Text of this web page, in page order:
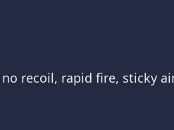
recoil, rapid fire, sticky